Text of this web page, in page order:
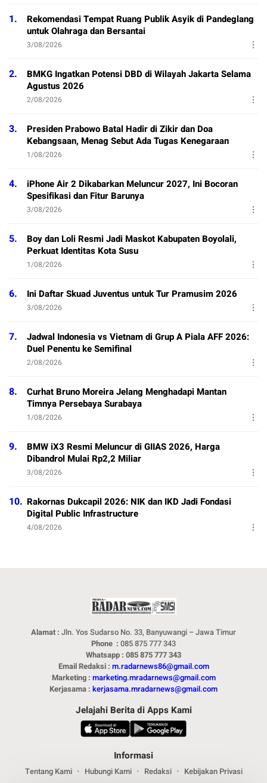
1.
Rekomendasi Tempat Ruang Publik Asyik di Pandeglang
untuk Olahraga dan Bersantai
3/08/2026
2.
BMKG Ingatkan Potensi DBD di Wilayah Jakarta Selama
Agustus 2026
2/08/2026
3.
Presiden Prabowo Batal Hadir di Zikir dan Doa
Kebangsaan, Menag Sebut Ada Tugas Kenegaraan
1/08/2026
4.
iPhone Air 2 Dikabarkan Meluncur 2027, Ini Bocoran
Spesifikasi dan Fitur Barunya
3/08/2026
5.
Boy dan Loli Resmi Jadi Maskot Kabupaten Boyolali,
Perkuat Identitas Kota Susu
1/08/2026
6. Ini Daftar Skuad Juventus untuk Tur Pramusim 2026
3/08/2026
7.
Jadwal Indonesia vs Vietnam di Grup A Piala AFF 2026:
Duel Penentu ke Semifinal
2/08/2026
8.
Curhat Bruno Moreira Jelang Menghadapi Mantan
Timnya Persebaya Surabaya
1/08/2026
9.
BMW iX3 Resmi Meluncur di GIIAS 2026, Harga
Dibandrol Mulai Rp2,2 Miliar
3/08/2026
10. Rakornas Dukcapil 2026: NIK dan IKD Jadi Fondasi
Digital Public Infrastructure
4/08/2026
Alamat : Jln. Yos Sudarso No. 33, Banyuwangi – Jawa Timur
Phone : 085 875 777 343
Whatsapp : 085 875 777 343
Email Redaksi : m.radarnews86@gmail.com
Marketing : marketing.mradarnews@gmail.com
Kerjasama : kerjasama.mradarnews@gmail.com
Jelajahi Berita di Apps Kami
Informasi
Tentang Kami Hubungi Kami Redaksi Kebijakan Privasi